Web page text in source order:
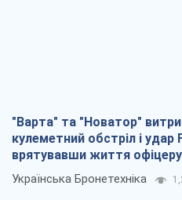
"Варта" та "Новатор"
кулеметний обстріл і удар
врятувавши життя
Українська Бронетехніка